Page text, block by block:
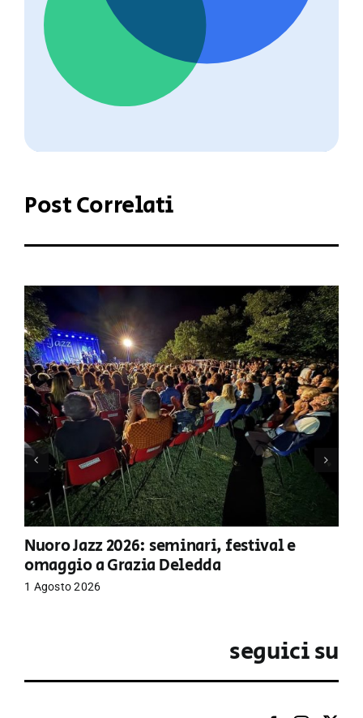
Post Correlati
Nuoro Jazz 2026: seminari, festival e
omaggio a Grazia Deledda
1 Agosto 2026
seguici su